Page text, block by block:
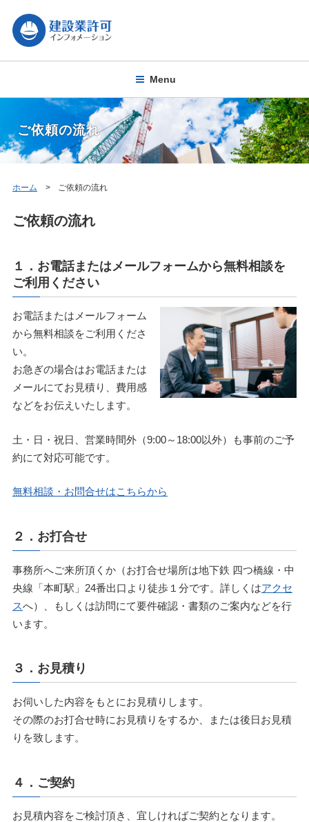
Menu
ご依頼の流れ
ホーム ご依頼の流れ
ご依頼の流れ
１．お電話またはメールフォームから無料相談を
ご利用ください
お電話またはメールフォーム
から無料相談をご利用くださ
い。
お急ぎの場合はお電話または
メールにてお見積り、費用感
などをお伝えいたします。
土・日・祝日、営業時間外（9:00～18:00以外）も事前のご予
約にて対応可能です。
無料相談・お問合せはこちらから
２．お打合せ
事務所へご来所頂くか（お打合せ場所は地下鉄 四つ橋線・中
央線「本町駅」24番出口より徒歩１分です。詳しくはアクセ
スへ）、もしくは訪問にて要件確認・書類のご案内などを行
います。
３．お見積り
お伺いした内容をもとにお見積りします。
その際のお打合せ時にお見積りをするか、または後日お見積
りを致します。
４．ご契約
お見積内容をご検討頂き、宜しければご契約となります。